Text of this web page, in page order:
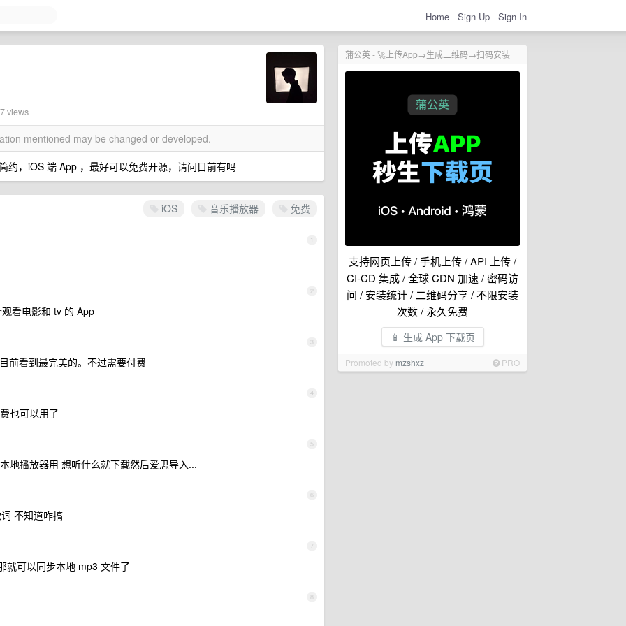
Home Sign Up Sign In
蒲公英 - 🚀上传App→生成二维码→扫码安装
支持网页上传 / 手机上传 / API 上传 /
CI-CD 集成 / 全球 CDN 加速 / 密码访
问 / 安装统计 / 二维码分享 / 不限安装
次数 / 永久免费
📱 生成 App 下载页
Promoted by mzshxz PRO
views
mentioned may be changed or developed.
约，iOS 端 App ，最好可以免费开源，请问目前有吗
iOS 音乐播放器 免费
1
2
看电影和 tv 的 App
3
前看到最完美的。不过需要付费
4
也可以用了
5
地播放器用 想听什么就下载然后爱思导入...
6
不知道咋搞
7
就可以同步本地 mp3 文件了
8